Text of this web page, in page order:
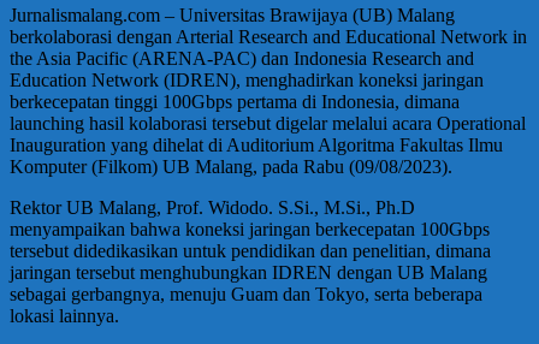
Jurnalismalang.com – Universitas Brawijaya (UB) Malang
berkolaborasi dengan Arterial Research and Educational Network in
the Asia Pacific (ARENA-PAC) dan Indonesia Research and
Education Network (IDREN), menghadirkan koneksi jaringan
berkecepatan tinggi 100Gbps pertama di Indonesia, dimana
launching hasil kolaborasi tersebut digelar melalui acara Operational
Inauguration yang dihelat di Auditorium Algoritma Fakultas Ilmu
Komputer (Filkom) UB Malang, pada Rabu (09/08/2023).
Rektor UB Malang, Prof. Widodo. S.Si., M.Si., Ph.D
menyampaikan bahwa koneksi jaringan berkecepatan 100Gbps
tersebut didedikasikan untuk pendidikan dan penelitian, dimana
jaringan tersebut menghubungkan IDREN dengan UB Malang
sebagai gerbangnya, menuju Guam dan Tokyo, serta beberapa
lokasi lainnya.